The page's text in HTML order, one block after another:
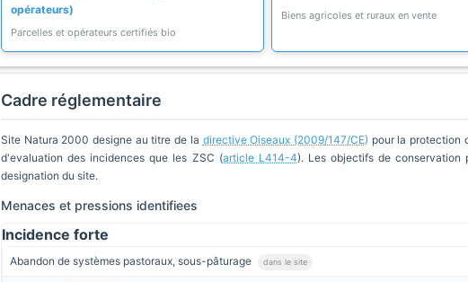
opérateurs)
Parcelles et opérateurs certifiés bio
Biens agricoles et ruraux en vente
Cadre réglementaire
Site Natura 2000 designe au titre de la directive Oiseaux (2009/147/CE) pour la protection
d'evaluation des incidences que les ZSC (article L414-4). Les objectifs de conservation
designation du site.
Menaces et pressions identifiees
Incidence forte
Abandon de systèmes pastoraux, sous-pâturage dans le site